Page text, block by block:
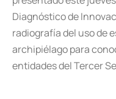
Diagnóstico de
radiografía del uso de
archipiélago para
entidades del Tercer